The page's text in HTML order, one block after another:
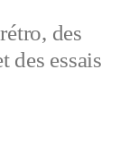
des
des essais